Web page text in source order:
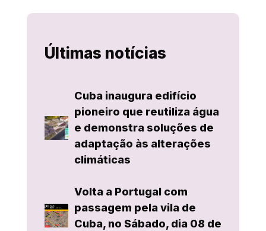
Últimas notícias
Cuba inaugura edifício
pioneiro que reutiliza água
e demonstra soluções de
adaptação às alterações
climáticas
Volta a Portugal com
passagem pela vila de
Cuba, no Sábado, dia 08 de